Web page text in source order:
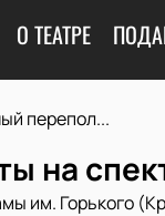
О ТЕАТРЕ
перепол...
на
им. Горького